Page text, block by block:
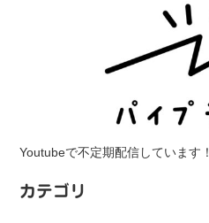
Youtubeで不定期配信しています！
カテゴリ